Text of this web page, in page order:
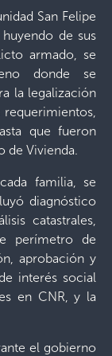
San Felipe
de sus
armado, se
donde se
la legalización
requerimientos,
que fueron
de Vivienda.
familia, se
diagnóstico
catastrales,
perímetro de
aprobación y
interés social
en CNR, y la
el gobierno